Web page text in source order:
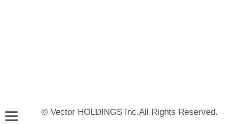
© Vector HOLDINGS Inc.All Rights Reserved.